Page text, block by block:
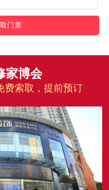
门票
家博会
费索取，提前预订